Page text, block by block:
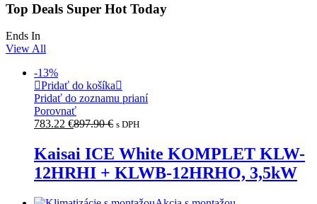
Top Deals Super Hot Today
Ends In
View All
-13%
Pridať do košíka
Pridať do zoznamu prianí
Porovnať
783.22 €897.90€ s DPH
Kaisai ICE White KOMPLET KLW-
12HRHI + KLWB-12HRHO, 3,5kW